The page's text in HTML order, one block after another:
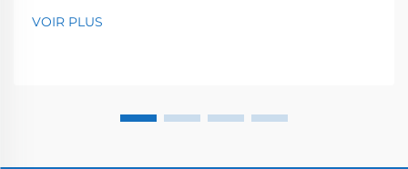
VOIR PLUS